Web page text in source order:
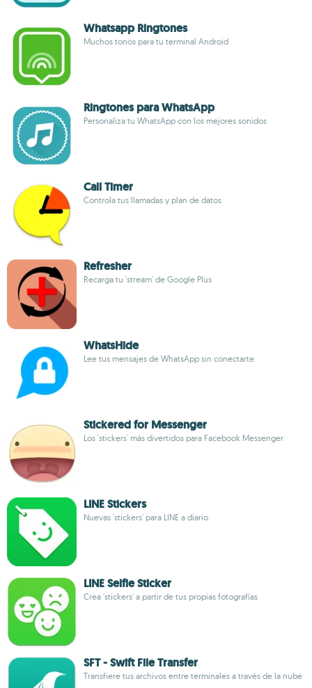
Whatsapp Ringtones
Muchos tonos para tu terminal Android
Ringtones para WhatsApp
Personaliza tu WhatsApp con los mejores sonidos
Call Timer
Controla tus llamadas y plan de datos
Refresher
Recarga tu 'stream' de Google Plus
WhatsHide
Lee tus mensajes de WhatsApp sin conectarte
Stickered for Messenger
Los 'stickers' más divertidos para Facebook Messenger
LINE Stickers
Nuevas 'stickers' para LINE a diario
LINE Selfie Sticker
Crea 'stickers' a partir de tus propias fotografías
SFT - Swift File Transfer
Transfiere tus archivos entre terminales a través de la nube